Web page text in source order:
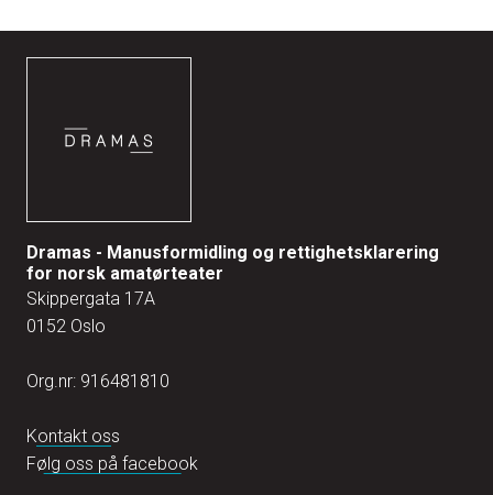
Dramas - Manusformidling og rettighetsklarering
for norsk amatørteater
Skippergata 17A
0152 Oslo
Org.nr: 916481810
Kontakt oss
Følg oss på facebook